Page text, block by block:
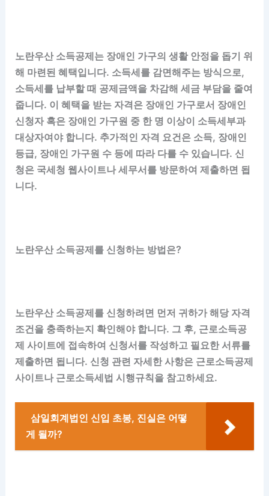
노란우산 소득공제는 장애인 가구의 생활 안정을 돕기 위
해 마련된 혜택입니다. 소득세를 감면해주는 방식으로,
소득세를 납부할 때 공제금액을 차감해 세금 부담을 줄여
줍니다. 이 혜택을 받는 자격은 장애인 가구로서 장애인
신청자 혹은 장애인 가구원 중 한 명 이상이 소득세부과
대상자여야 합니다. 추가적인 자격 요건은 소득, 장애인
등급, 장애인 가구원 수 등에 따라 다를 수 있습니다. 신
청은 국세청 웹사이트나 세무서를 방문하여 제출하면 됩
니다.
노란우산 소득공제를 신청하는 방법은?
노란우산 소득공제를 신청하려면 먼저 귀하가 해당 자격
조건을 충족하는지 확인해야 합니다. 그 후, 근로소득공
제 사이트에 접속하여 신청서를 작성하고 필요한 서류를
제출하면 됩니다. 신청 관련 자세한 사항은 근로소득공제
사이트나 근로소득세법 시행규칙을 참고하세요.
삼일회계법인 신입 초봉, 진실은 어떻
게 될까?